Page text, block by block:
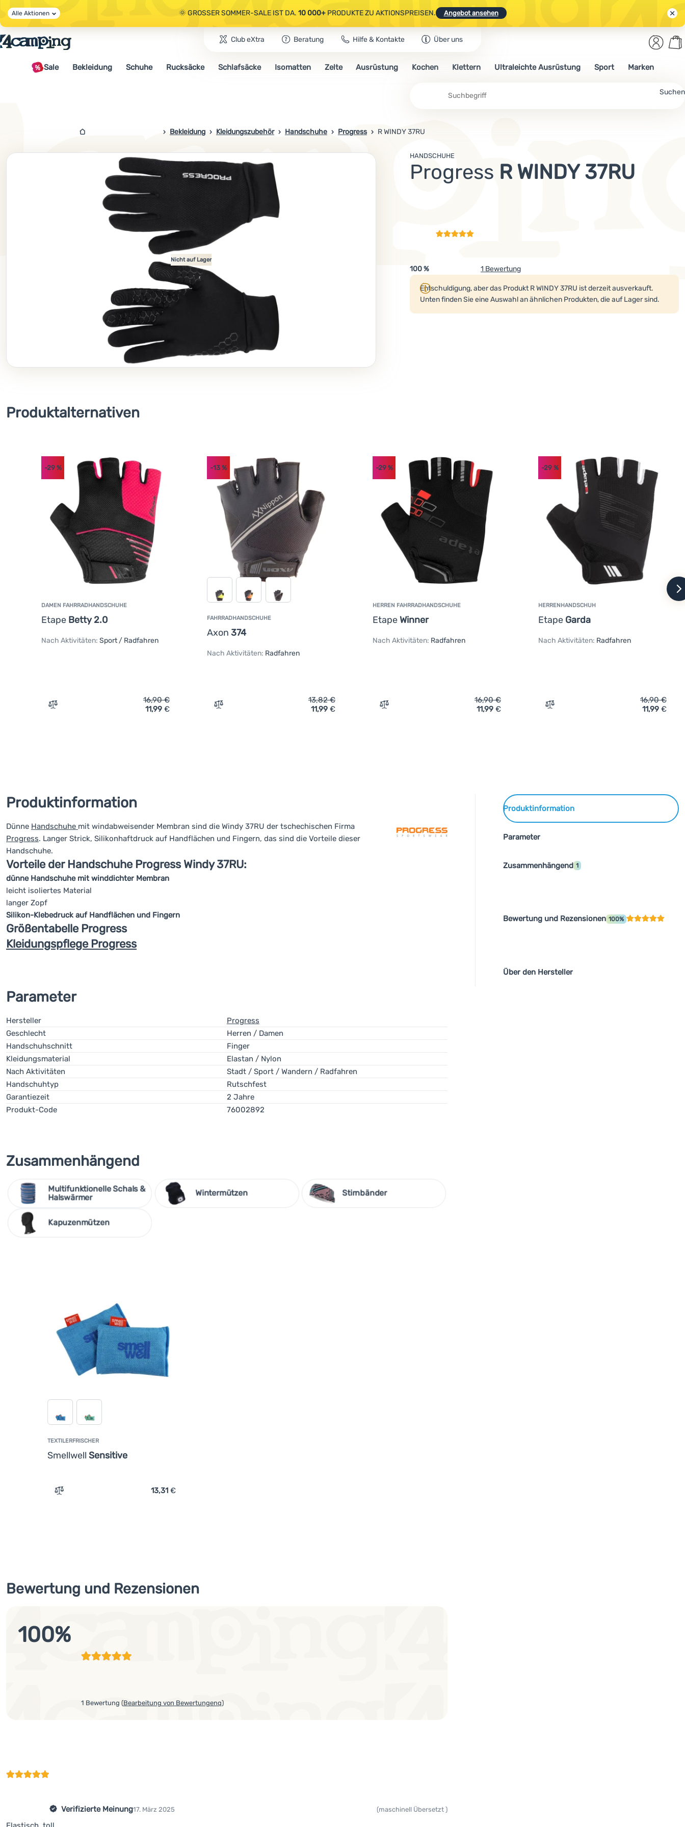
🌞 GROSSER SOMMER-SALE IST DA. 10 000+PRODUKTE ZU AKTIONSPREISEN. Angebot ansehen
🤫 - 10 % AUF AUSGEWÄHLTE CAMPING- & WANDERAUSRÜSTUNG.CODE OUT10 NUTZEN.
🌞 GROSSER SOMMER-SALE IST DA.10 000+PRODUKTE ZU AKTIONSPREISEN. Angebot ansehen
Alle Aktionen
Club eXtra Beratung Hilfe & Kontakte Über uns
Suchen
Anmelden
Sale Bekleidung Schuhe Rucksäcke Schlafsäcke Isomatten Zelte Ausrüstung Kochen Klettern Ultraleichte Ausrüstung Sport Marken
4campingshop.de
Bekleidung Kleidungszubehör Handschuhe Progress R WINDY 37RU
Progress R WINDY 37RU
HANDSCHUHE
100 % 1 Bewertung
Produkt wird nicht mehr verkauft.
Entschuldigung, aber das Produkt R WINDY 37RU ist derzeit ausverkauft.
Unten finden Sie eine Auswahl an ähnlichen Produkten, die auf Lager sind.
Foto
Nicht auf Lager
Produktalternativen
DAMEN FAHRRADHANDSCHUHE
Etape Betty 2.0
-29%
Nach Aktivitäten: Sport / Radfahren
Vergleichen
16,90€
11,99 €
FAHRRADHANDSCHUHE
Axon 374
-13 %
Nach Aktivitäten: Radfahren
Vergleichen
13,82€
11,99 €
HERREN FAHRRADHANDSCHUHE
EtapeWinner
-29%
Nach Aktivitäten: Radfahren
Vergleichen
16,90€
11,99 €
HERRENHANDSCHUH
Etape Garda
-29%
Nach Aktivitäten: Radfahren
Vergleichen
16,90€
11,99 €
Produktinformation
Parameter
Zusammenhängend 1
Bewertung und Rezensionen 100%
Über den Hersteller
Produktinformation
Dünne Handschuhe mit windabweisender Membran sind die Windy 37RU der tschechischen Firma
Progress. Langer Strick, Silikonhaftdruck auf Handflächen und Fingern, das sind die Vorteile dieser
Handschuhe.
Vorteile der Handschuhe Progress Windy 37RU:
dünne Handschuhe mit winddichter Membran
leicht isoliertes Material
langer Zopf
Silikon-Klebedruck auf Handflächen und Fingern
Größentabelle Progress
Kleidungspflege Progress
Parameter
Hersteller
Progress
Geschlecht
Herren / Damen
Handschuhschnitt
Finger
Kleidungsmaterial
Elastan / Nylon
Nach Aktivitäten
Stadt / Sport / Wandern / Radfahren
Handschuhtyp
Rutschfest
Garantiezeit
2 Jahre
Produkt-Code
76002892
Zusammenhängend
Multifunktionelle Schals &
Halswärmer Wintermützen Stirnbänder
Kapuzenmützen
TEXTILERFRISCHER
Smellwell Sensitive
Vergleichen
13,31 €
Bewertung und Rezensionen
100%
1 Bewertung (Bearbeitung von Bewertungenq)
Verifizierte Meinung17. März 2025 (maschinell Übersetzt )